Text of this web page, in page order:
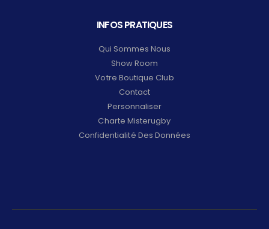
INFOS PRATIQUES
Qui Sommes Nous
Show Room
Votre Boutique Club
Contact
Personnaliser
Charte Misterugby
Confidentialité Des Données